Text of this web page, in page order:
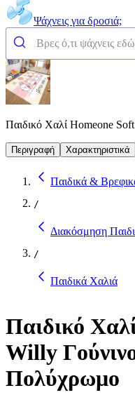
Ψάχνεις για δροσιά;
Παιδικό Χαλί Homeone
Περιγραφή Χαρακτηριστικά
Παιδικά &
/
Διακόσμηση
/
Παιδικά Χαλιά
Παιδικό
Willy
Πολύχρωμο